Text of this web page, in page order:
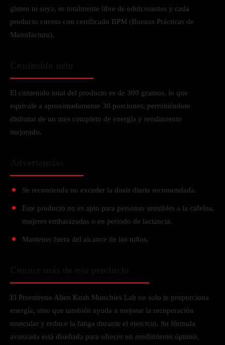
gluten ni soya, es totalmente libre de edulcorantes y cada
producto cuenta con certificado BPM (Buenas Prácticas de
Manufactura).
El contenido total del producto es de 300 gramos, lo que
equivale a aproximadamente 30 porciones, permitiéndote
disfrutar de un mes completo de energía y rendimiento
mejorado.
Se recomienda no exceder la dosis diaria recomendada.
Este producto no es apto para personas sensibles a la cafeína,
mujeres embarazadas o en periodo de lactancia.
Mantener fuera del alcance de los niños.
El Preentreno Alien Kush Munchies Lab no solo te proporciona
energía, sino que también ayuda a mejorar la recuperación
muscular y reduce la fatiga durante el ejercicio. Su fórmula
avanzada está diseñada para ofrecer un rendimiento óptimo,